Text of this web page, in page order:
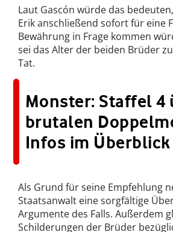
Laut Gascón würde das
Erik anschließend sofort für eine
Bewährung in Frage kommen
sei das Alter der beiden Brüder
Tat.
Monster: Staffel 4
brutalen
Infos im Überblick
Als Grund für seine Empfehlung
Staatsanwalt eine sorgfältige
Argumente des Falls. Außerdem
Schilderungen der Brüder